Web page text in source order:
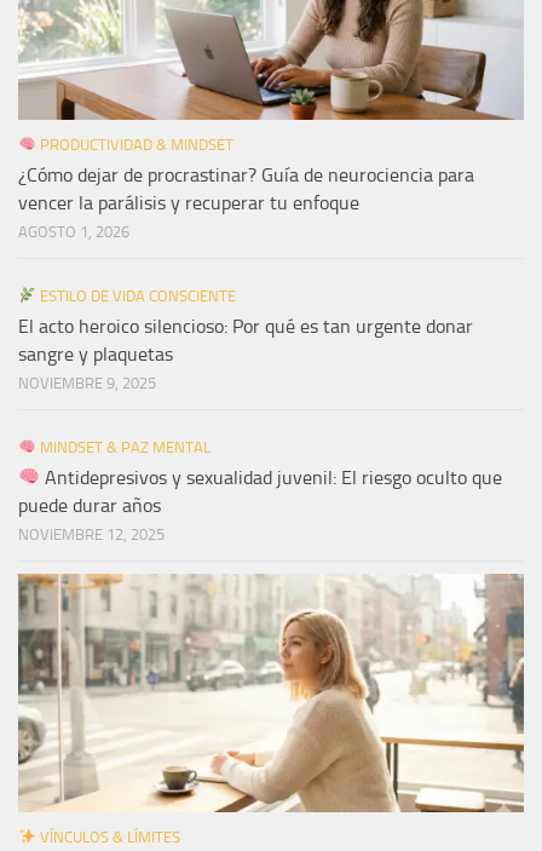
PRODUCTIVIDAD & MINDSET
¿Cómo dejar de procrastinar? Guía de neurociencia para
vencer la parálisis y recuperar tu enfoque
AGOSTO 1, 2026
ESTILO DE VIDA CONSCIENTE
El acto heroico silencioso: Por qué es tan urgente donar
sangre y plaquetas
NOVIEMBRE 9, 2025
MINDSET & PAZ MENTAL
Antidepresivos y sexualidad juvenil: El riesgo oculto que
puede durar años
NOVIEMBRE 12, 2025
VÍNCULOS & LÍMITES